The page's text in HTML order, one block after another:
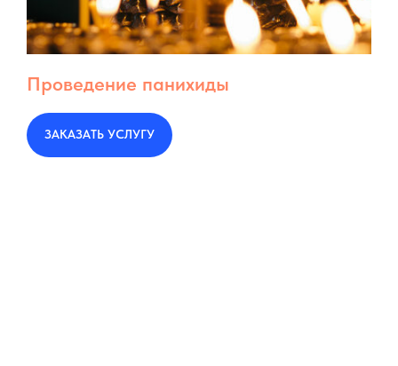
Проведение панихиды
ЗАКАЗАТЬ УСЛУГУ